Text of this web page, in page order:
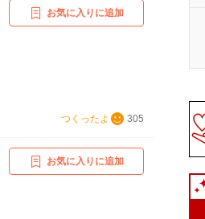
お気に入りに追加
つくったよ 305
お気に入りに追加